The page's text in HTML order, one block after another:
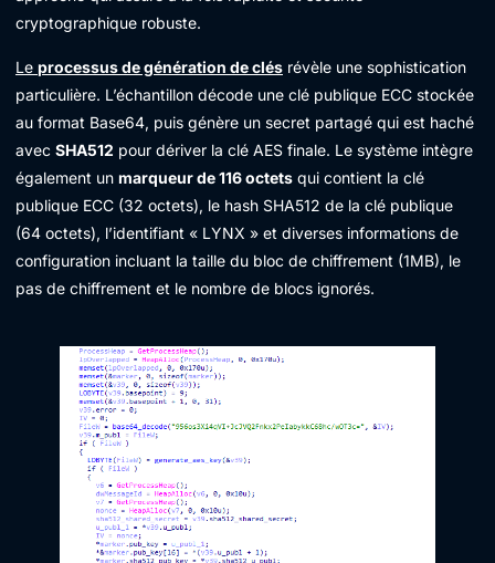
cryptographique robuste.
Le processus de génération de clés révèle une sophistication
particulière. L’échantillon décode une clé publique ECC stockée
au format Base64, puis génère un secret partagé qui est haché
avec SHA512 pour dériver la clé AES finale. Le système intègre
également un marqueur de 116 octets qui contient la clé
publique ECC (32 octets), le hash SHA512 de la clé publique
(64 octets), l’identifiant « LYNX » et diverses informations de
configuration incluant la taille du bloc de chiffrement (1MB), le
pas de chiffrement et le nombre de blocs ignorés.